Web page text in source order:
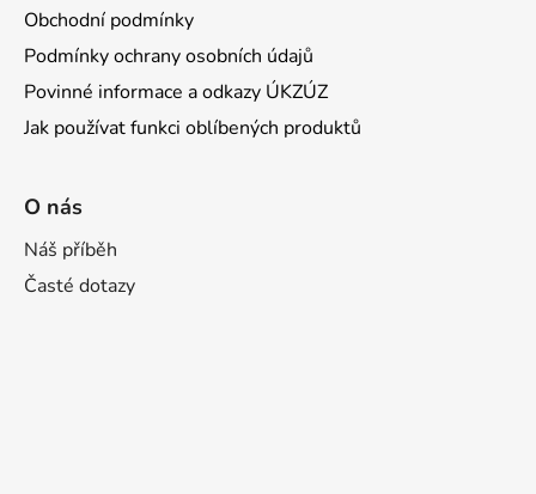
Obchodní podmínky
Podmínky ochrany osobních údajů
Povinné informace a odkazy ÚKZÚZ
Jak používat funkci oblíbených produktů
O nás
Náš příběh
Časté dotazy